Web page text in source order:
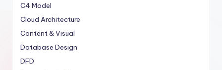
C4 Model
Cloud Architecture
Content & Visual
Database Design
DFD